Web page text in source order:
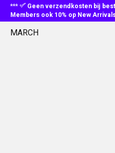
***
Geen verzendkosten bij
Members ook 10% op New
MARCH